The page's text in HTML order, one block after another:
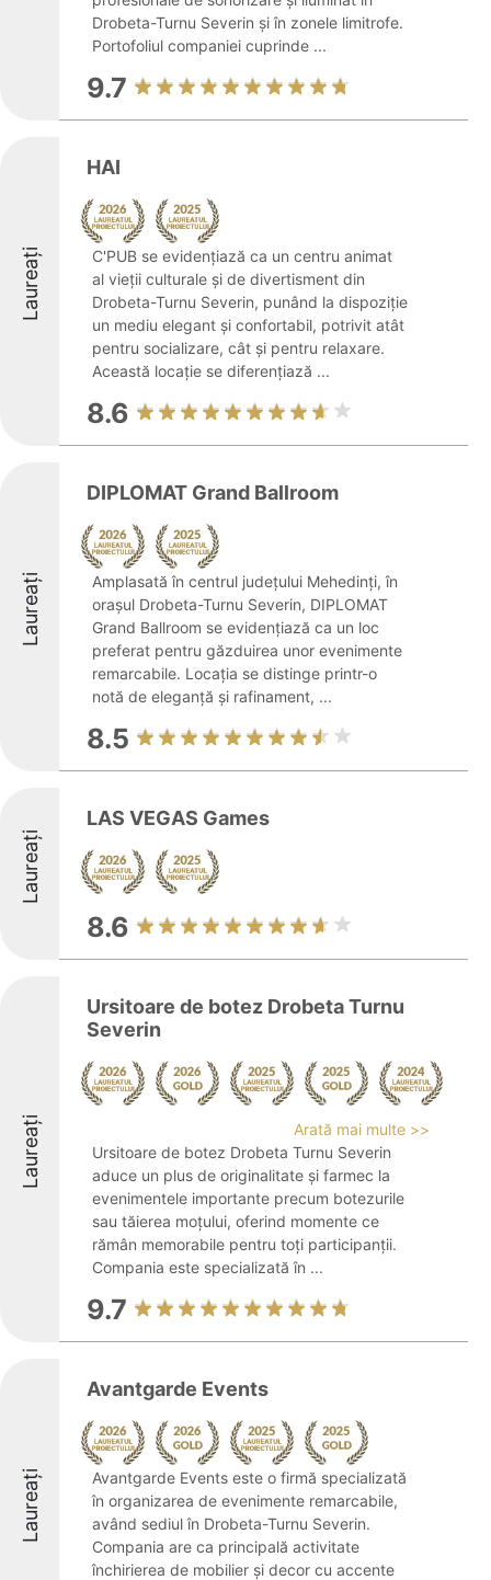
Drobeta-Turnu Severin și în zonele limitrofe.
Portofoliul companiei cuprinde ...
9.7
Laureați
HAI
C'PUB se evidențiază ca un centru animat
al vieții culturale și de divertisment din
Drobeta-Turnu Severin, punând la dispoziție
un mediu elegant și confortabil, potrivit atât
pentru socializare, cât și pentru relaxare.
Această locație se diferențiază ...
8.6
Laureați
DIPLOMAT Grand Ballroom
Amplasată în centrul județului Mehedinți, în
orașul Drobeta-Turnu Severin, DIPLOMAT
Grand Ballroom se evidențiază ca un loc
preferat pentru găzduirea unor evenimente
remarcabile. Locația se distinge printr-o
notă de eleganță și rafinament, ...
8.5
Laureați
LAS VEGAS Games
8.6
Laureați
Ursitoare de botez Drobeta Turnu
Severin
Arată mai multe >>
Ursitoare de botez Drobeta Turnu Severin
aduce un plus de originalitate și farmec la
evenimentele importante precum botezurile
sau tăierea moțului, oferind momente ce
rămân memorabile pentru toți participanții.
Compania este specializată în ...
9.7
Laureați
Avantgarde Events
Avantgarde Events este o firmă specializată
în organizarea de evenimente remarcabile,
având sediul în Drobeta-Turnu Severin.
Compania are ca principală activitate
închirierea de mobilier și decor cu accente